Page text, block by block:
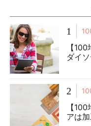
1
【
ダイ
2
【
アは